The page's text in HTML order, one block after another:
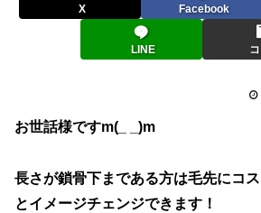
X Facebook
LINE
お世話様ですm(_ _)m
長さが鎖骨下まである方は毛先にコ
とイメージチェンジできます！